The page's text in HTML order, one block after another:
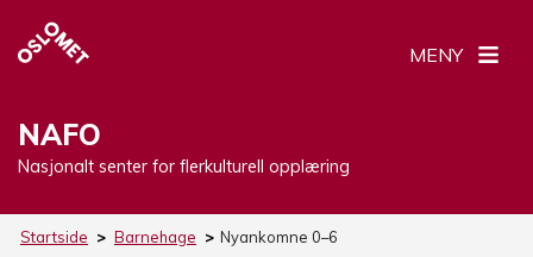
NAFO
Nasjonalt senter for flerkulturell opplæring
MENY
Startside > Barnehage > Nyankomne 0–6